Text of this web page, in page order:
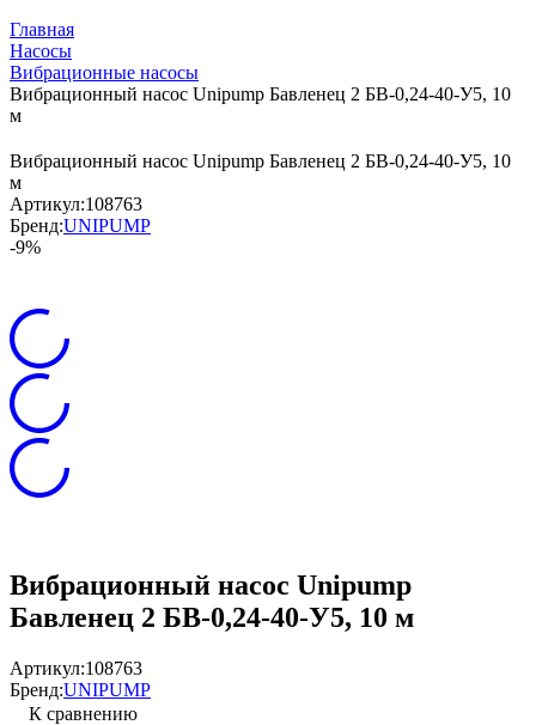
Главная
Насосы
Вибрационные насосы
Вибрационный насос Unipump Бавленец 2 БВ-0,24-40-У5, 10
м
Вибрационный насос Unipump Бавленец 2 БВ-0,24-40-У5, 10
м
Артикул:108763
Бренд:UNIPUMP
-9%
Вибрационный насос Unipump
Бавленец 2 БВ-0,24-40-У5, 10 м
Артикул:108763
Бренд:UNIPUMP
К сравнению